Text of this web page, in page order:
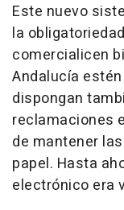
Este nuevo
la
comercialicen
Andalucía
dispongan
reclamaciones
de mantener
papel. Hasta
electrónico era